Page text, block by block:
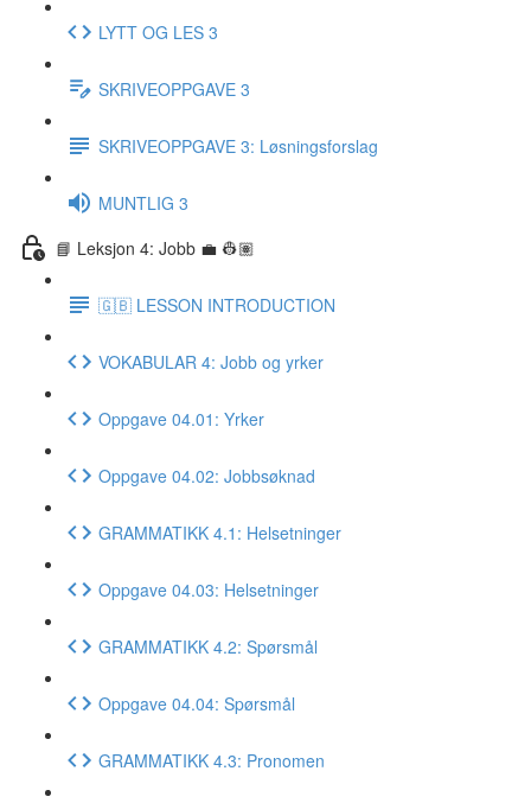
LYTT OG LES 3
SKRIVEOPPGAVE 3
SKRIVEOPPGAVE 3: Løsningsforslag
MUNTLIG 3
📘 Leksjon 4: Jobb 💼 👷🏽
🇬🇧 LESSON INTRODUCTION
VOKABULAR 4: Jobb og yrker
Oppgave 04.01: Yrker
Oppgave 04.02: Jobbsøknad
GRAMMATIKK 4.1: Helsetninger
Oppgave 04.03: Helsetninger
GRAMMATIKK 4.2: Spørsmål
Oppgave 04.04: Spørsmål
GRAMMATIKK 4.3: Pronomen